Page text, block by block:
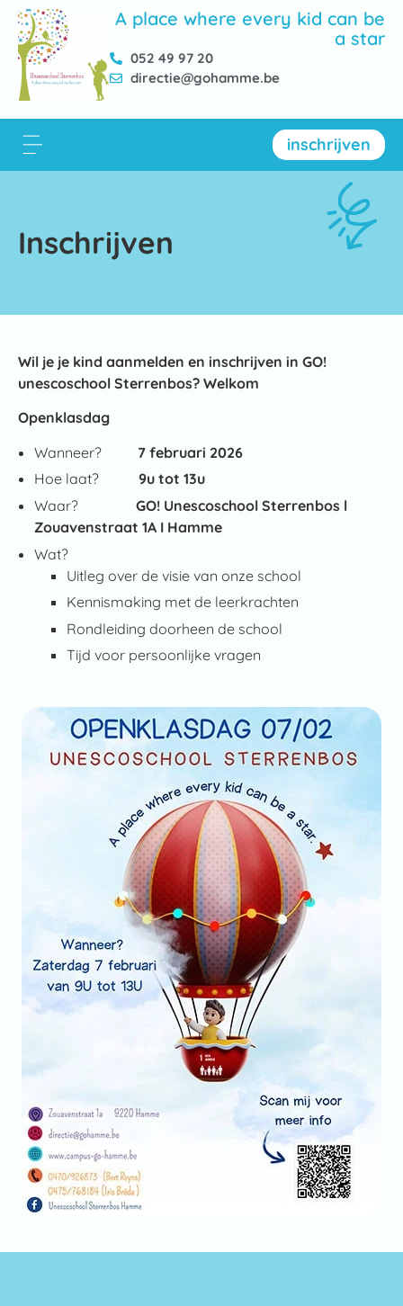
A place where every kid can be
a star
052 49 97 20
directie@gohamme.be
inschrijven
Inschrijven
Wil je je kind aanmelden en inschrijven in GO!
unescoschool Sterrenbos? Welkom
Openklasdag
Wanneer?
7 februari 2026
Hoe laat? 9u tot 13u
Waar?
GO! Unescoschool Sterrenbos l
Zouavenstraat 1A I Hamme
Wat?
Uitleg over de visie van onze school
Kennismaking met de leerkrachten
Rondleiding doorheen de school
Tijd voor persoonlijke vragen